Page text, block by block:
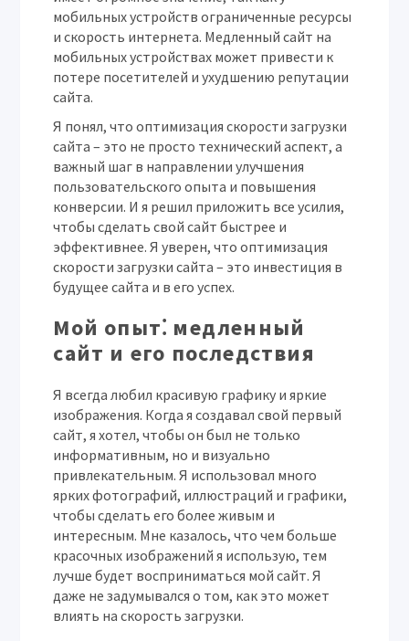
мобильных устройств ограниченные ресурсы
и скорость интернета. Медленный сайт на
мобильных устройствах может привести к
потере посетителей и ухудшению репутации
сайта.
Я понял, что оптимизация скорости загрузки
сайта – это не просто технический аспект, а
важный шаг в направлении улучшения
пользовательского опыта и повышения
конверсии. И я решил приложить все усилия,
чтобы сделать свой сайт быстрее и
эффективнее. Я уверен, что оптимизация
скорости загрузки сайта – это инвестиция в
будущее сайта и в его успех.
Мой опыт⁚ медленный
сайт и его последствия
Я всегда любил красивую графику и яркие
изображения. Когда я создавал свой первый
сайт, я хотел, чтобы он был не только
информативным, но и визуально
привлекательным. Я использовал много
ярких фотографий, иллюстраций и графики,
чтобы сделать его более живым и
интересным. Мне казалось, что чем больше
красочных изображений я использую, тем
лучше будет восприниматься мой сайт. Я
даже не задумывался о том, как это может
влиять на скорость загрузки.